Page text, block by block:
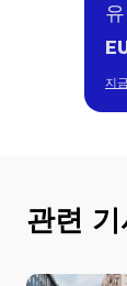
지
관련 기